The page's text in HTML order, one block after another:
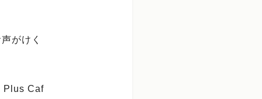
がけく
Plus Caf